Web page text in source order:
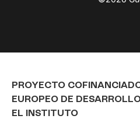
PROYECTO
EUROPEO DE
EL INSTITUTO